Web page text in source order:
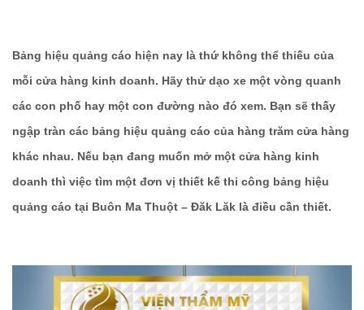
Bảng hiệu quảng cáo hiện nay là thứ không thể thiếu của
mỗi cửa hàng kinh doanh. Hãy thử dạo xe một vòng quanh
các con phố hay một con đường nào đó xem. Bạn sẽ thấy
ngập tràn các bảng hiệu quảng cáo của hàng trăm cửa hàng
khác nhau. Nếu bạn đang muốn mở một cửa hàng kinh
doanh thì việc tìm một đơn vị thiết kế thi công bảng hiệu
quảng cáo tại Buôn Ma Thuột – Đăk Lăk là điều cần thiết.